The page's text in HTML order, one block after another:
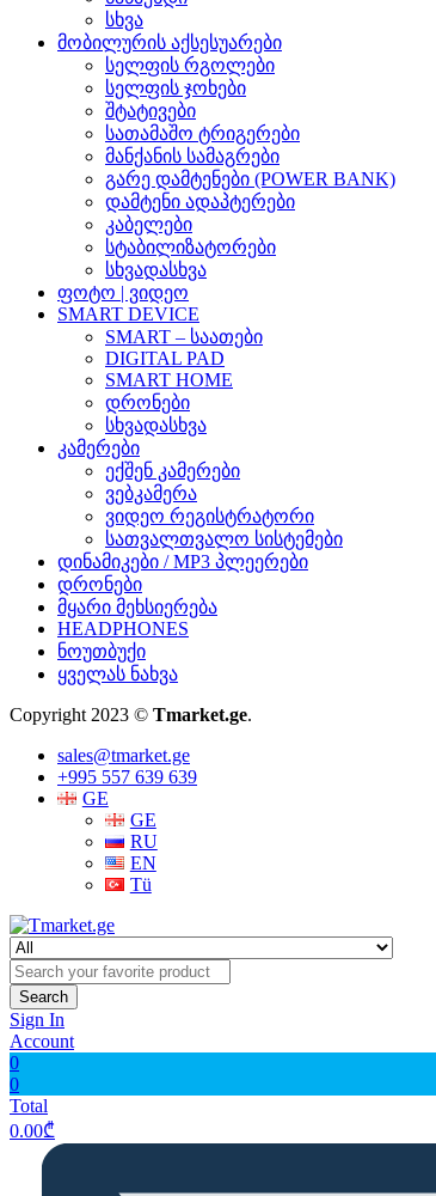
სხვა
მობილურის აქსესუარები
სელფის რგოლები
სელფის ჯოხები
შტატივები
სათამაშო ტრიგერები
მანქანის სამაგრები
გარე დამტენები (POWER BANK)
დამტენი ადაპტერები
კაბელები
სტაბილიზატორები
სხვადასხვა
ფოტო | ვიდეო
SMART DEVICE
SMART – საათები
DIGITAL PAD
SMART HOME
დრონები
სხვადასხვა
კამერები
ექშენ კამერები
ვებკამერა
ვიდეო რეგისტრატორი
სათვალთვალო სისტემები
დინამიკები / MP3 პლეერები
დრონები
მყარი მეხსიერება
HEADPHONES
ნოუთბუქი
ყველას ნახვა
Copyright 2023 © Tmarket.ge.
sales@tmarket.ge
+995 557 639 639
GE
GE
RU
EN
Tü
Search
Sign In
Account
0
0
Total
0.00₾